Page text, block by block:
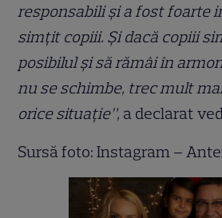
responsabili și a fost foarte
simțit copiii. Și dacă copiii
posibilul și să rămâi în
nu se schimbe, trec mult
orice situație”, a declarat
Sursă foto: Instagram –